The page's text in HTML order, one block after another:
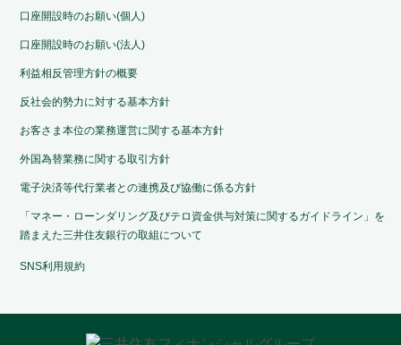
口座開設時のお願い(個人)
口座開設時のお願い(法人)
利益相反管理方針の概要
反社会的勢力に対する基本方針
お客さま本位の業務運営に関する基本方針
外国為替業務に関する取引方針
電子決済等代行業者との連携及び協働に係る方針
「マネー・ローンダリング及びテロ資金供与対策に関するガイドライン」を
踏まえた三井住友銀行の取組について
SNS利用規約